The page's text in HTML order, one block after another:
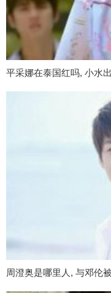
平采娜在泰国红吗, 小水
周澄奥是哪里人, 与邓伦